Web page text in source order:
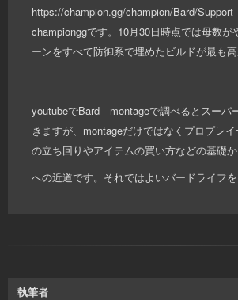
https://champion.gg/champion/Bard/Support
championggです。10月30日時点では母数が
ーンをすべて防御系で埋めたビルドが最も
youtubeでBard montageで調べるとスーパ
きますが、montageだけではなくプロプレ
の立ち回りやアイテムの買い方などの基礎
への近道です。それではよいバードライフを
執筆者